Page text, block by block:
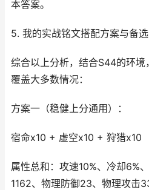
本答案。
5. 我的实战铭文搭配方案与备
综合以上分析，结合S44的环境
覆盖大多数情况：
方案一（稳健上分通用）：
宿命x10 + 虚空x10 + 狩猎x10
属性总和：攻速10%、冷却6%
1162、物理防御23、物理攻击